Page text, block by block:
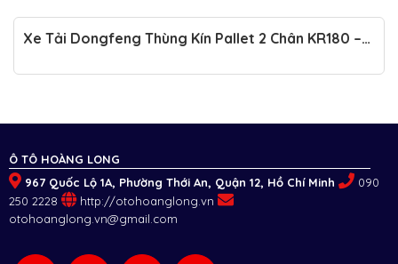
Xe Tải Dongfeng Thùng Kín Pallet 2 Chân KR180 –
Ô TÔ HOÀNG LONG
967 Quốc Lộ 1A, Phường Thới An, Quận 12, Hồ Chí Minh
090
250 2228
http://otohoanglong.vn
otohoanglong.vn@gmail.com